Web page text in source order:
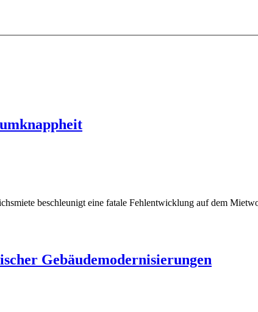
beschleunigt eine fatale Fehlentwicklung auf dem
Gebäudemodernisierungen